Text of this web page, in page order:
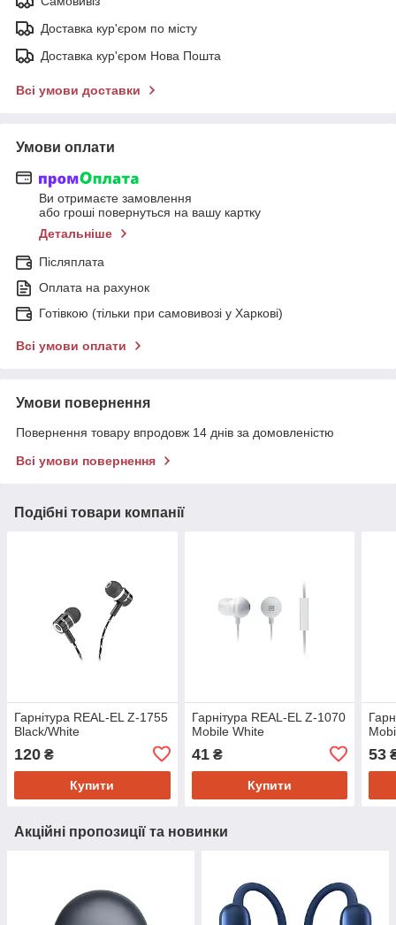
Доставка кур'єром по місту
Доставка кур'єром Нова Пошта
Всі умови доставки
Умови оплати
Ви отримаєте замовлення
або гроші повернуться на вашу картку
Детальніше
Післяплата
Оплата на рахунок
Готівкою (тільки при самовивозі у Харкові)
Всі умови оплати
Умови повернення
Повернення товару впродовж 14 днів за домовленістю
Всі умови повернення
Подібні товари компанії
Гарнітура REAL-EL Z-1755
Black/White
120 ₴
Купити
Гарнітура REAL-EL Z-1070
Mobile White
41₴
Купити
53
Акційні пропозиції та новинки